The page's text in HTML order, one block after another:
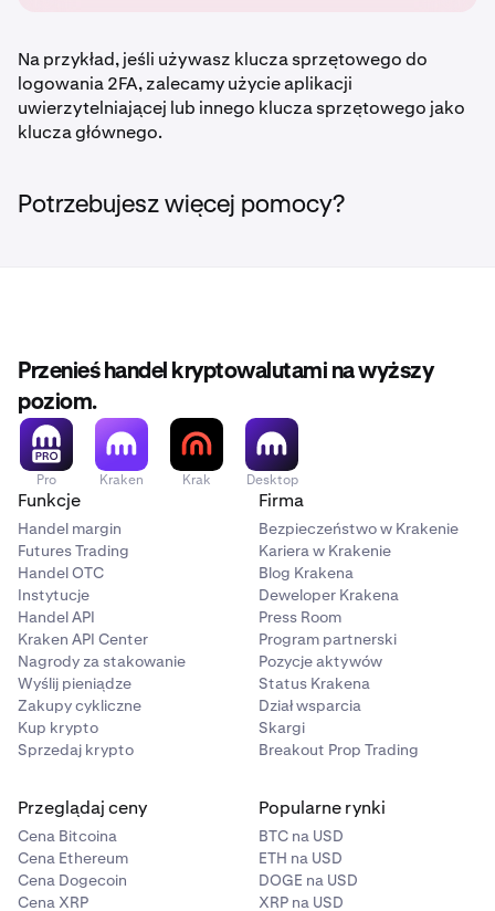
Przewiń do sekcji Zaawansowane ustawienia i kliknij
przycisk Włącz przy Masterkey.
4
Następnie musisz wprowadzić swoje dane
5 Wybierz preferowaną metodę.
1 Zaloguj sięi kliknij swojeimięw prawym górnym
rogu strony.
Kliknij Bezpieczeństwo > Ustawienia 2FA.
Przewiń do sekcji Klucz główny i kliknij przełącznik
wł./wył.
Jeśli na Twoim koncie włączona jest funkcja
logowania 2FA, otrzymasz monit o dodanie swojego
kodu 2FA.
4
Postępuj zgodnie z instrukcjami na ekranie, aby
potwierdzić konfigurację klucza głównego.
głównego.Z którego interfejsu Kraken korzystam?
Na przykład, jeśli używasz klucza sprzętowego do
logowania 2FA, zalecamy użycie aplikacji
uwierzytelniającej lub innego klucza sprzętowego jako
klucza głównego.
Potrzebujesz więcej pomocy?
Przenieś handel kryptowalutami na wyższy
poziom.
Pro Kraken Krak Desktop
Funkcje
Handel margin
Futures Trading
Handel OTC
Instytucje
Handel API
Kraken API Center
Nagrody za stakowanie
Wyślij pieniądze
Zakupy cykliczne
Kup krypto
Sprzedaj krypto
Firma
Bezpieczeństwo w Krakenie
Kariera w Krakenie
Blog Krakena
Deweloper Krakena
Press Room
Program partnerski
Pozycje aktywów
Status Krakena
Dział wsparcia
Skargi
Breakout Prop Trading
Przeglądaj ceny
Cena Bitcoina
Cena Ethereum
Cena Dogecoin
Cena XRP
Popularne rynki
BTC na USD
ETH na USD
DOGE na USD
XRP na USD